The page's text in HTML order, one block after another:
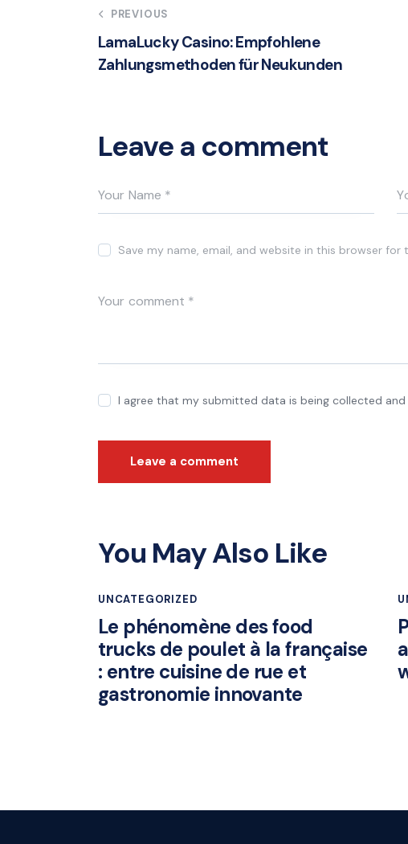
Post
navigation
PREVIOUS
LamaLucky Casino: Empfohlene
Zahlungsmethoden für Neukunden
Leave a comment
Save my name, email, and website in this browser
I agree that my submitted data is being collected
You May Also Like
UNCATEGORIZED
Le phénomène des food
trucks de poulet à la française
: entre cuisine de rue et
gastronomie innovante